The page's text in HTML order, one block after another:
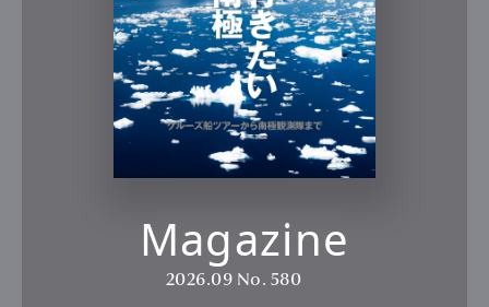
Magazine
2026.09 No. 580